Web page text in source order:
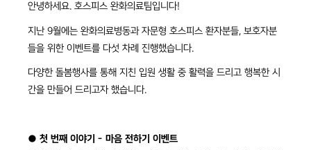
안녕하세요. 호스피스 완화의료팀입니다!
지난 9월에는 완화의료병동과 자문형 호스피스 환자분들, 보호자분
들을 위한 이벤트를 다섯 차례 진행했습니다.
다양한 돌봄행사를 통해 지친 입원 생활 중 활력을 드리고 행복한 시
간을 만들어 드리고자 했습니다.
● 첫 번째 이야기 - 마음 전하기 이벤트